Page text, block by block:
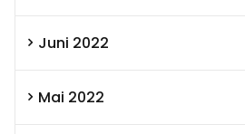
Juni 2022
Mai 2022